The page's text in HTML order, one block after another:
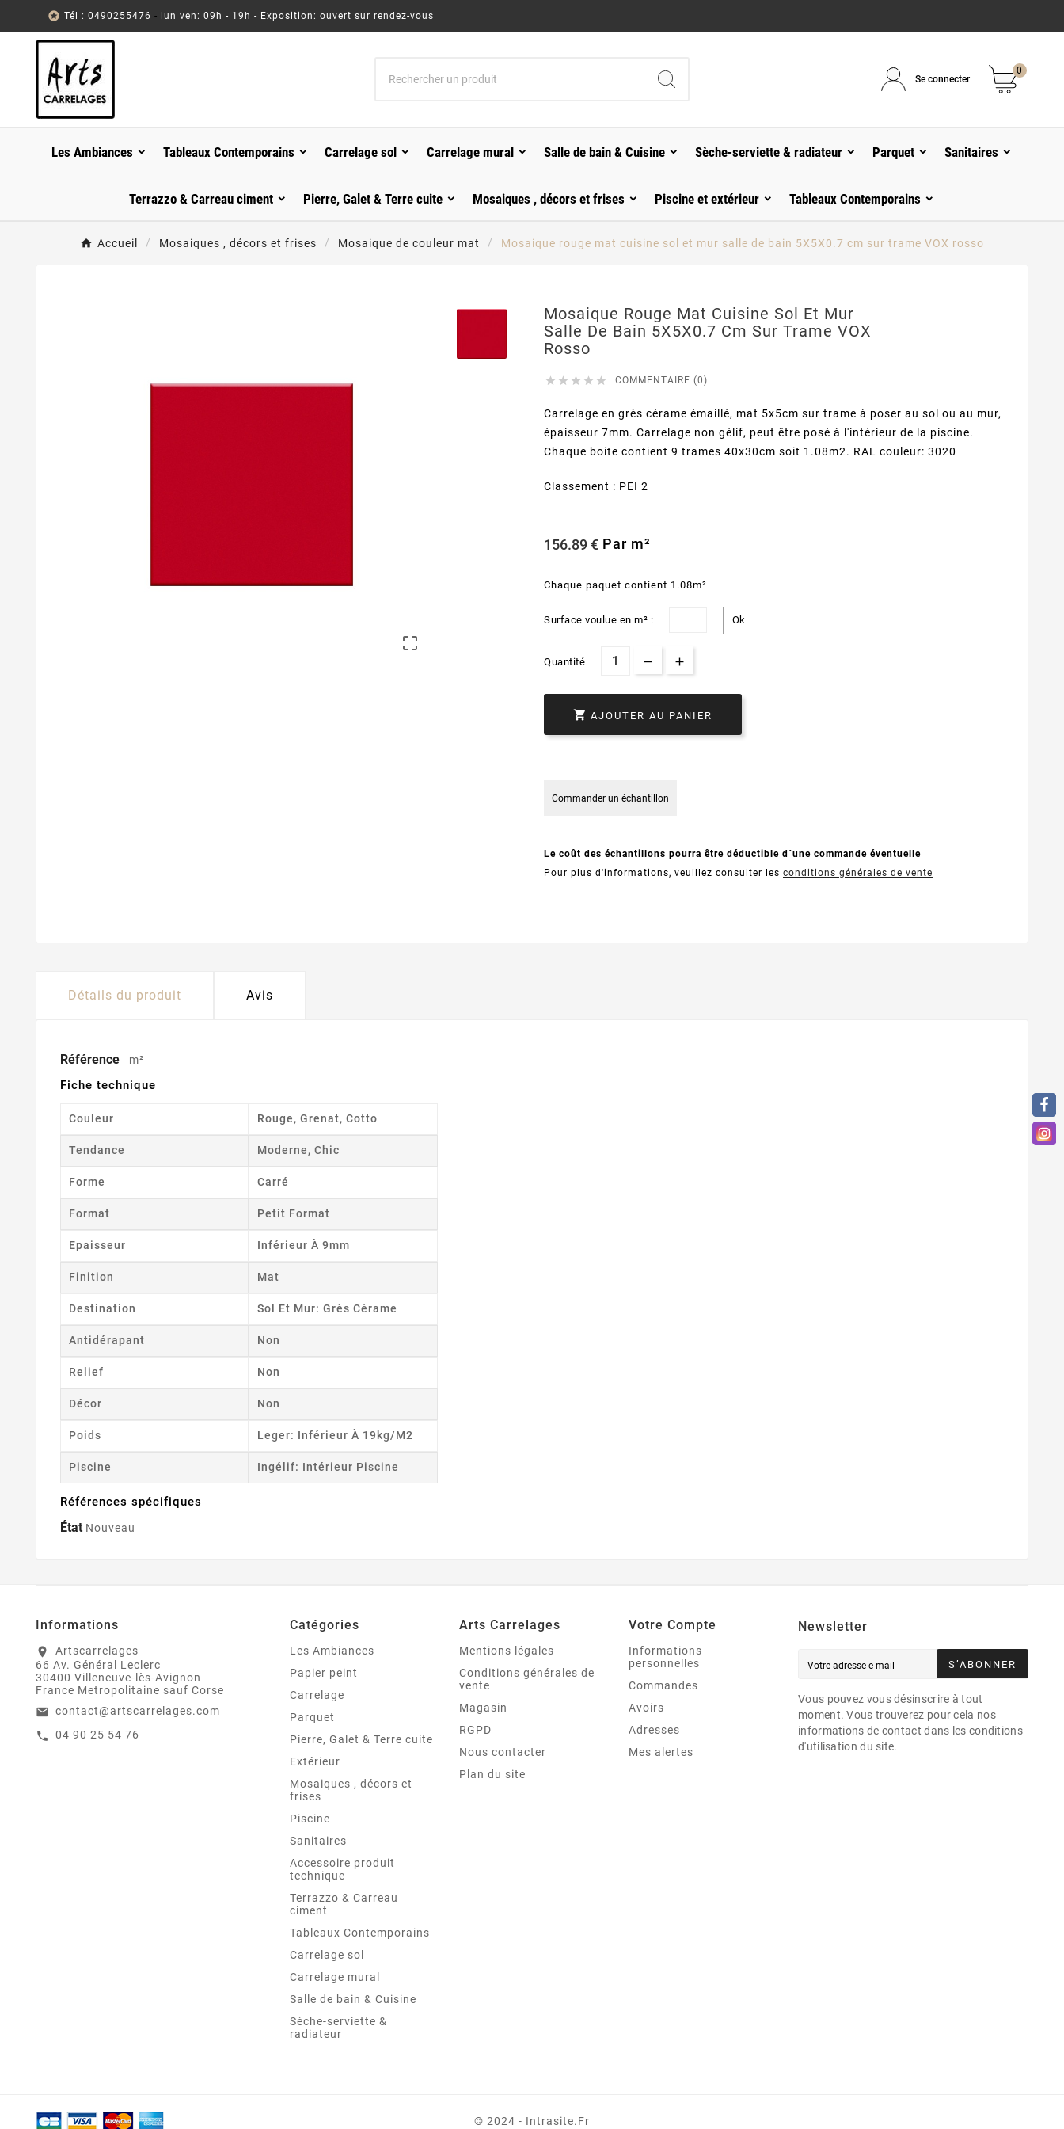
 Tél : 0490255476 - lun ven: 09h - 19h - Exposition: ouvert sur rendez-vous
Se connecter
0
Les Ambiances Tableaux Contemporains Carrelage sol Carrelage mural Salle de bain & Cuisine Sèche-serviette & radiateur Parquet Sanitaires
Terrazzo & Carreau ciment Pierre, Galet & Terre cuite Mosaiques , décors et frises Piscine et extérieur Tableaux Contemporains
Accueil Mosaiques , décors et frises Mosaique de couleur mat Mosaique rouge mat cuisine sol et mur salle de bain 5X5X0.7 cm sur trame VOX rosso

Mosaique Rouge Mat Cuisine Sol Et Mur
Salle De Bain 5X5X0.7 Cm Sur Trame VOX
Rosso
     COMMENTAIRE (0)
Carrelage en grès cérame émaillé, mat 5x5cm sur trame à poser au sol ou au mur,
épaisseur 7mm. Carrelage non gélif, peut être posé à l'intérieur de la piscine.
Chaque boite contient 9 trames 40x30cm soit 1.08m2. RAL couleur: 3020
Classement : PEI 2
156.89 € Par m²
Chaque paquet contient 1.08m²
Surface voulue en m² :
Quantité
 AJOUTER AU PANIER
Commander un échantillon
Le coût des échantillons pourra être déductible d´une commande éventuelle
Pour plus d'informations, veuillez consulter les conditions générales de vente
Détails du produit Avis
Référence m²
Fiche technique
Couleur Rouge, Grenat, Cotto
Tendance Moderne, Chic
Forme Carré
Format Petit Format
Epaisseur Inférieur À 9mm
Finition Mat
Destination Sol Et Mur: Grès Cérame
Antidérapant Non
Relief Non
Décor Non
Poids Leger: Inférieur À 19kg/m2
Piscine Ingélif: Intérieur Piscine
Références spécifiques
État Nouveau
Informations
location_on
Artscarrelages
66 Av. Général Leclerc
30400 Villeneuve-lès-Avignon
France Metropolitaine sauf Corse
email contact@artscarrelages.com
call 04 90 25 54 76
Catégories
Les Ambiances
Papier peint
Carrelage
Parquet
Pierre, Galet & Terre cuite
Extérieur
Mosaiques , décors et
frises
Piscine
Sanitaires
Accessoire produit
technique
Terrazzo & Carreau
ciment
Tableaux Contemporains
Carrelage sol
Carrelage mural
Salle de bain & Cuisine
Sèche-serviette &
radiateur
Arts Carrelages
Mentions légales
Conditions générales de
vente
Magasin
RGPD
Nous contacter
Plan du site
Votre Compte
Informations
personnelles
Commandes
Avoirs
Adresses
Mes alertes
Newsletter
S’ABONNER
Vous pouvez vous désinscrire à tout
moment. Vous trouverez pour cela nos
informations de contact dans les conditions
d'utilisation du site.
© 2024 - Intrasite.fr